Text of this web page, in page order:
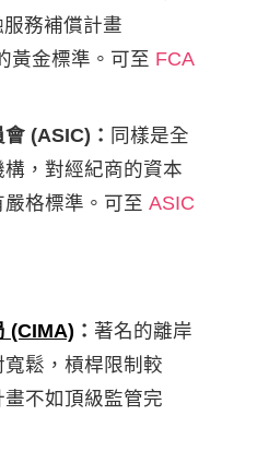
務補償計畫
黃金標準。可至 FCA
(ASIC)： 同樣是全
，對經紀商的資本
格標準。可至 ASIC
(CIMA) ： 著名的離岸
鬆，槓桿限制較
不如頂級監管完